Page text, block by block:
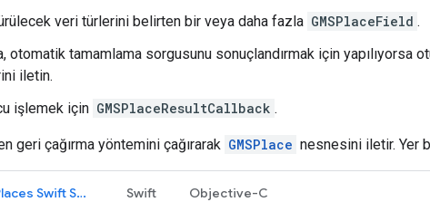
veri türlerini belirten bir veya daha fazla GMSPlaceField .
otomatik tamamlama sorgusunu sonuçlandırmak için yapılıyorsa
iletin.
işlemek için GMSPlaceResultCallback .
geri çağırma yöntemini çağırarak GMSPlace nesnesini iletir. Yer
iOS için Places Swift SDK'sı Swift Objective-C